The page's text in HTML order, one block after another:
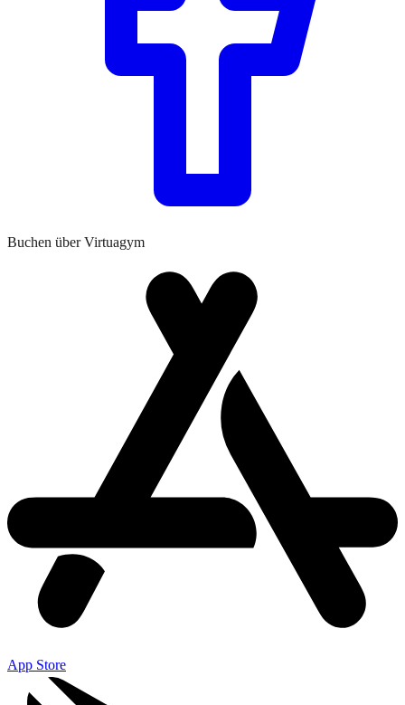
Buchen über Virtuagym
App Store